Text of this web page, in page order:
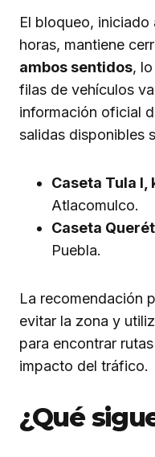
El bloqueo, iniciado
horas, mantiene
ambos sentidos,
filas de vehículos
información oficial
salidas disponibles
Caseta Tula I,
Atlacomulco.
Caseta
Puebla.
La recomendación
evitar la zona y
para encontrar
impacto del tráfico.
¿Qué